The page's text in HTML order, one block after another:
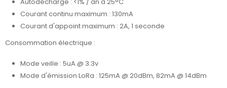
Courant continu maximum : 130mA
Courant d'appoint maximum : 2A, 1 seconde
Consommation électrique :
Mode veille : 5uA @ 3.3v
Mode d'émission LoRa : 125mA @ 20dBm, 82mA @ 14dBm